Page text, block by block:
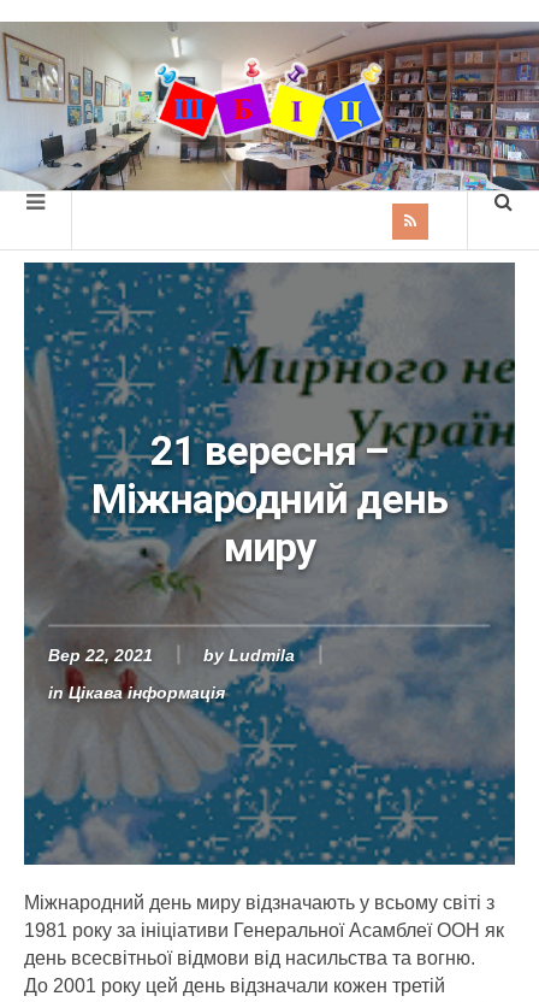
21 вересня –
Міжнародний день
миру
Вер 22, 2021 by Ludmila
in Цікава інформація
Міжнародний день миру відзначають у всьому світі з
1981 року за ініціативи Генеральної Асамблеї ООН як
день всесвітньої відмови від насильства та вогню.
До 2001 року цей день відзначали кожен третій